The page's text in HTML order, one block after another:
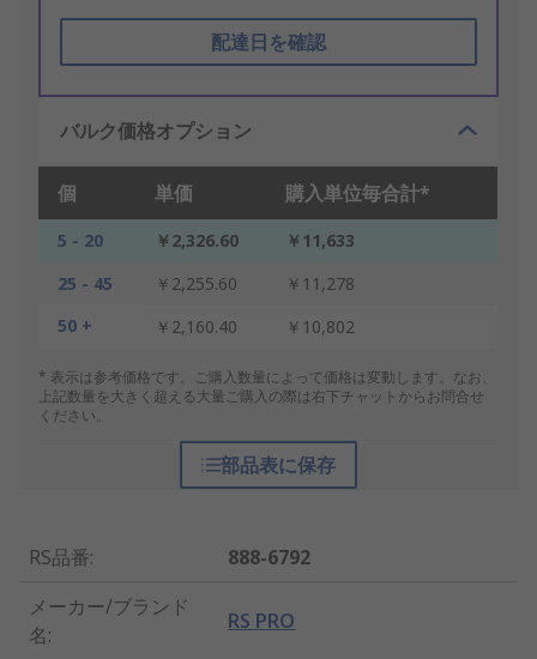
配達日を確認
バルク価格オプション
個 単価 購入単位毎合計*
5 - 20 ￥2,326.60
￥11,633
25 - 45
￥2,255.60
￥11,278
50 +
￥2,160.40 ￥10,802
* 表示は参考価格です。ご購入数量によって価格は変動します。なお、
上記数量を大きく超える大量ご購入の際は右下チャットからお問合せ
ください。
部品表に保存
RS品番:
888-6792
メーカー/ブランド
名:
RS PRO